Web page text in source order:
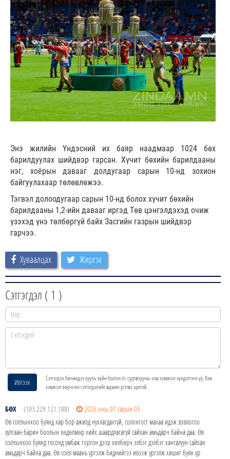
Энэ жилийн Үндэсний их баяр наадмаар 1024 бөх
барилдуулах шийдвэр гарсан. Хүчит бөхийн барилдааны
нэг, хоёрын давааг долдугаар сарын 10-нд зохион
байгуулахаар төлөвлөжээ.
Тэгвэл долоодугаар сарын 10-нд болох хүчит бөхийн
барилдааны 1,2-ийн давааг иргэд Төв цэнгэлдэхэд очиж
үзэхэд үнэ төлбөргүй байх Засгийн газрын шийдвэр
гарчээ.
Хуваалцах Жиргэх
Сэтгэгдэл ( 1 )
Илгээх
Сэтгэгдэл бичихдээ хууль зүйн болон ёс суртахууны хэм хэмжээг хүндэтгэнэ үү. Хэм
хэмжээг зөрчсөн сэтгэгдэлийг админ устгах эрхтэй.
БӨХ (103.229.121.188)
2026 оны 07 сарын 03
Өв соёлынхоо буянд хар бор ажилд нухлагдахгүй, солонгост махаа идэж зовлогоо
зулгаан барин боолын хөдөлмөр хийх шаардлагагүй сайхан амьдарч байна даа. Өв
соёлынхоо буянд тосонд умбаж торгон дээр хөлбөрч элбэг дэлбэг хангалуун сайхан
амьдарч байна даа. Өв соёл маань үргэлж биднийгээ ивээж үргэлж хишиг буян үр